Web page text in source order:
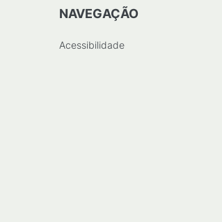
NAVEGAÇÃO
Acessibilidade